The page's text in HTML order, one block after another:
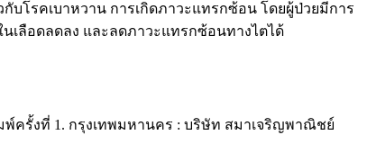
กับโรคเบาหวาน การเกิดภาวะแทรกซ้อน โดยผู้ป่วยมีการ
เลือดลดลง และลดภาวะแทรกซ้อนทางไตได้
ครั้งที่ 1. กรุงเทพมหานคร : บริษัท สมาเจริญพาณิชย์